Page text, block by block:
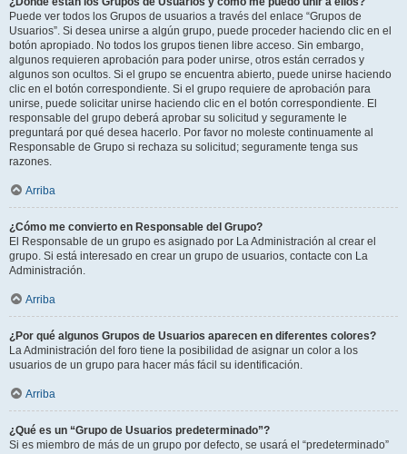
Puede ver todos los Grupos de usuarios a través del enlace “Grupos de
Usuarios”. Si desea unirse a algún grupo, puede proceder haciendo clic en el
botón apropiado. No todos los grupos tienen libre acceso. Sin embargo,
algunos requieren aprobación para poder unirse, otros están cerrados y
algunos son ocultos. Si el grupo se encuentra abierto, puede unirse haciendo
clic en el botón correspondiente. Si el grupo requiere de aprobación para
unirse, puede solicitar unirse haciendo clic en el botón correspondiente. El
responsable del grupo deberá aprobar su solicitud y seguramente le
preguntará por qué desea hacerlo. Por favor no moleste continuamente al
Responsable de Grupo si rechaza su solicitud; seguramente tenga sus
razones.
Arriba
¿Cómo me convierto en Responsable del Grupo?
El Responsable de un grupo es asignado por La Administración al crear el
grupo. Si está interesado en crear un grupo de usuarios, contacte con La
Administración.
Arriba
¿Por qué algunos Grupos de Usuarios aparecen en diferentes colores?
La Administración del foro tiene la posibilidad de asignar un color a los
usuarios de un grupo para hacer más fácil su identificación.
Arriba
¿Qué es un “Grupo de Usuarios predeterminado”?
Si es miembro de más de un grupo por defecto, se usará el “predeterminado”